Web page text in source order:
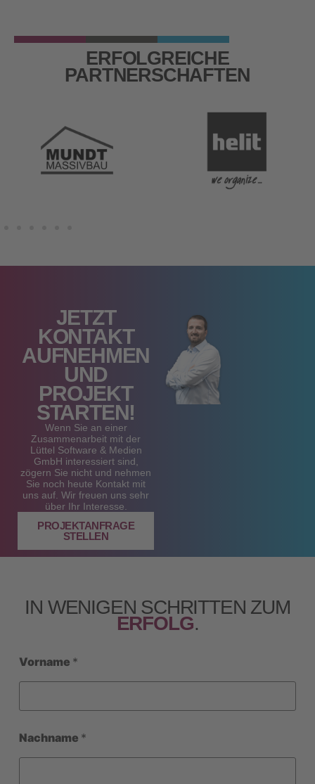
ERFOLGREICHE
PARTNERSCHAFTEN
JETZT
KONTAKT
AUFNEHMEN
UND
PROJEKT
STARTEN!
Wenn Sie an einer
Zusammenarbeit mit der
Lüttel Software & Medien
GmbH interessiert sind,
zögern Sie nicht und nehmen
Sie noch heute Kontakt mit
uns auf. Wir freuen uns sehr
über Ihr Interesse.
PROJEKTANFRAGE
STELLEN
IN WENIGEN SCHRITTEN ZUM
ERFOLG.
Vorname *
Nachname *